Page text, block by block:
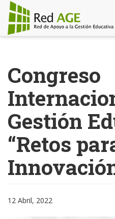
contenido
principal
Congreso
Gestión
“Retos
12 Abril, 2022